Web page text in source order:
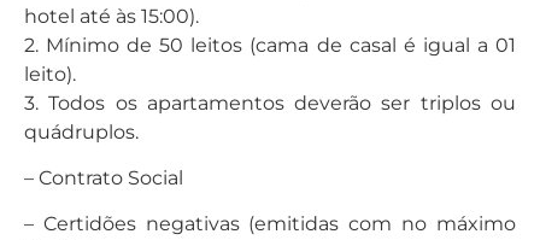
hotel até às 15:00).
2. Mínimo de 50 leitos (cama de casal é igual a 01
leito).
3. Todos os apartamentos deverão ser triplos ou
quádruplos.
– Contrato Social
– Certidões negativas (emitidas com no máximo